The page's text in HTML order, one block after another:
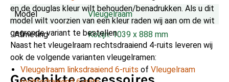
en de douglas kleur wilt behouden/benadrukken. Als u dit
model wilt voorzien van een kleur raden wij aan om de wit
gegronde variant te bestellen.
Naast het vleugelraam rechtsdraaiend 4-ruits leveren wij
ook de volgende varianten vleugelramen:
Vleugelraam linksdraaiend 6-ruits of Vleugelraam
Model Vleugelraam
Afmeting Kozijn: 1039 x 888 mm